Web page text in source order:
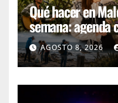
Qué hacer en
semana:
sábado y
AGOSTO 8, 2026